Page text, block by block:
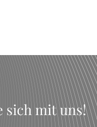
sich mit uns!